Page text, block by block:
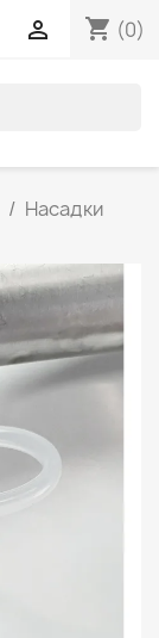
shopping_cart (0)

Насадки